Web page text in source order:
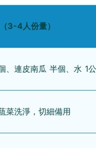
3-4人份量）
、連皮南瓜 半個、水 1
菜洗淨，切細備用